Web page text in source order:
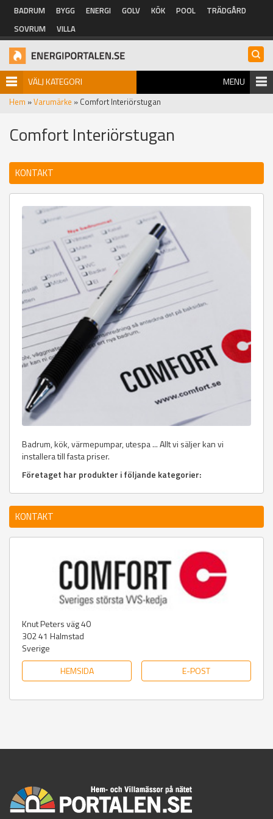
Hoppa till huvudinnehåll
BADRUM BYGG ENERGI GOLV KÖK POOL
TRÄDGÅRD
SOVRUM
VILLA
VÄLJ KATEGORI MENU
Hem »Varumärke » Comfort Interiörstugan
Comfort Interiörstugan
KONTAKT
Badrum, kök, värmepumpar, utespa ... Allt vi säljer kan vi
installera till fasta priser.
Företaget har produkter i följande kategorier:
KONTAKT
Knut Peters väg 40
302 41 Halmstad
Sverige
HEMSIDA
E-POST